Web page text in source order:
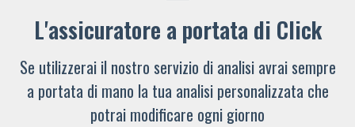
L'assicuratore a portata di Click
Se utilizzerai il nostro servizio di analisi avrai sempre
a portata di mano la tua analisi personalizzata che
potrai modificare ogni giorno